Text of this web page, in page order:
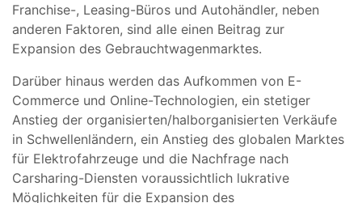
Franchise-, Leasing-Büros und Autohändler, neben
anderen Faktoren, sind alle einen Beitrag zur
Expansion des Gebrauchtwagenmarktes.
Darüber hinaus werden das Aufkommen von E-
Commerce und Online-Technologien, ein stetiger
Anstieg der organisierten/halborganisierten Verkäufe
in Schwellenländern, ein Anstieg des globalen Marktes
für Elektrofahrzeuge und die Nachfrage nach
Carsharing-Diensten voraussichtlich lukrative
Möglichkeiten für die Expansion des